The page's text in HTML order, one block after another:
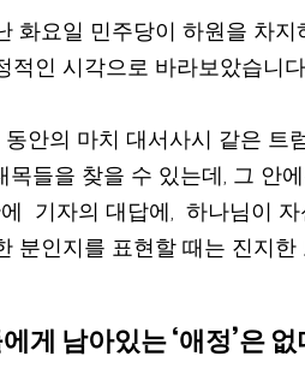
화요일 민주당이 하원을 차
인 시각으로 바라보았습니
안의 마치 대서사시 같은 트
들을 찾을 수 있는데, 그 안
기자의 대답에,  하나님이
분인지를 표현할 때는 진지한
게 남아있는 ‘애정’은 없